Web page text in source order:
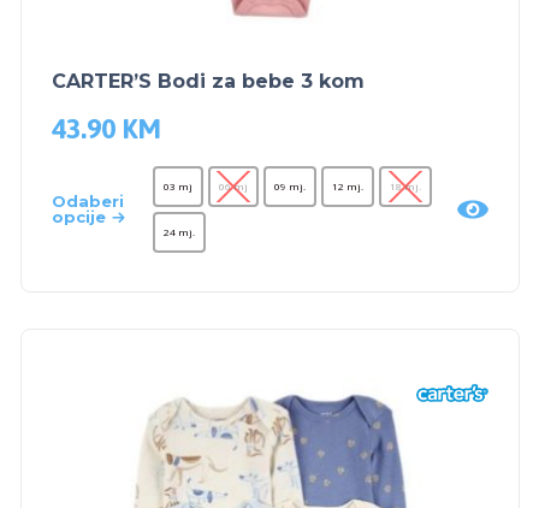
CARTER’S Bodi za bebe 3 kom
43.90 KM
Odaberi
opcije
03 mj 06 mj 09 mj. 12 mj. 18 mj.
24 mj.